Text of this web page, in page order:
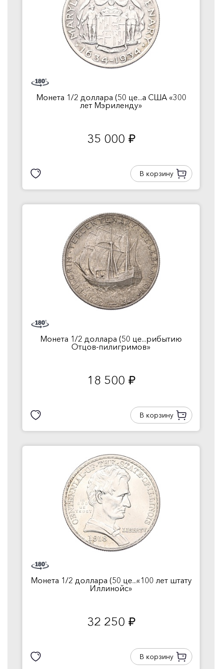
Монета 1/2 доллара (50 це...а США «300
лет Мэриленду»
35 000 руб.
В корзину
Монета 1/2 доллара (50 це...рибытию
Отцов-пилигримов»
18 500 руб.
В корзину
Монета 1/2 доллара (50 це...«100 лет штату
Иллинойс»
32 250 руб.
В корзину